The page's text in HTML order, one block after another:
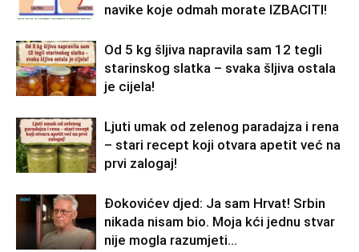
navike koje odmah morate IZBACITI!
Od 5 kg šljiva napravila sam 12 tegli
starinskog slatka – svaka šljiva ostala
je cijela!
Ljuti umak od zelenog paradajza i rena
– stari recept koji otvara apetit već na
prvi zalogaj!
Đokovićev djed: Ja sam Hrvat! Srbin
nikada nisam bio. Moja kći jednu stvar
nije mogla razumjeti…